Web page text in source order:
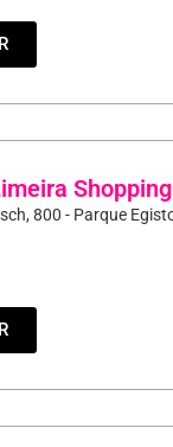
Shopping
800 - Parque